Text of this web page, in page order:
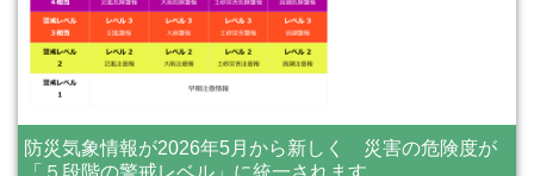
防災気象情報が2026年5月から新しく 災害の危険度が